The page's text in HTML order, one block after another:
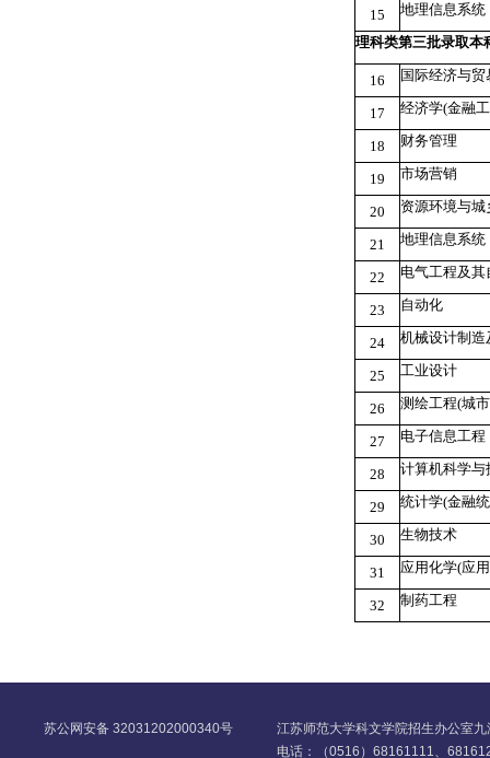
15
地理信息系统
理科类第三批录取本
16 国际经济与贸
17 经济学(金融
18 财务管理
19 市场营销
20 资源环境与城
21 地理信息系统
22 电气工程及其
23 自动化
24 机械设计制造
25 工业设计
26 测绘工程(城
27 电子信息工程
28 计算机科学与
29 统计学(金融
30 生物技术
31 应用化学(应
32 制药工程
苏公网安备 32031202000340号
江苏师范大学科文学院招生办公室
电话：（0516）68161111、